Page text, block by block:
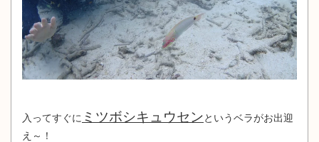
入ってすぐに ミツボシキュウセンというベラがお出迎
え～！